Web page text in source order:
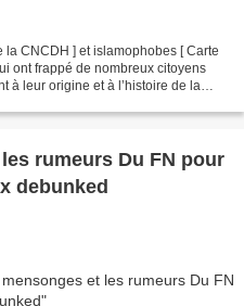
la CNCDH ] et islamophobes [ Carte
ont frappé de nombreux citoyens
à leur origine et à l’histoire de la
rumeurs Du FN pour
electeurs Hoax debunked